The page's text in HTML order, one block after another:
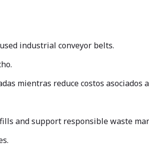
industrial conveyor belts.
mientras reduce costos
and support responsible waste